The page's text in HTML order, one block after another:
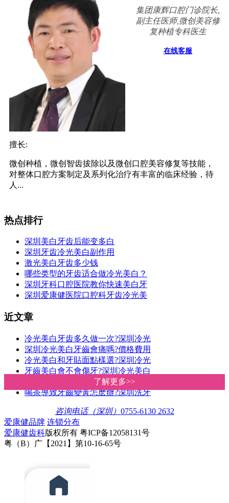
了解更多>>
了解更多>>
集团康辉口腔门诊院长,
副主任医师,微创美容修
复种植专科医生
在线客服
擅长:
微创种植，微创智齿拔除以及微创口腔美容修复等技能，
对整体口腔方案制定及系列化治疗有丰富的临床经验，待
人...
热点排行
深圳美白牙齿后能变多白
深圳牙齿冷光美白副作用
激光美白牙齿多少钱
哪些类型的牙齿适合做冷光美白？
深圳牙科口腔医院教你快速美白牙
深圳爱康健医院口腔科牙齿冷光美
近文章
冷光美白牙齿多久做一次?深圳冷光
深圳冷光美白牙齒會痛嗎?價格費用
冷光美白和牙貼面點樣選?深圳冷光
牙齒美白會不會傷牙?深圳冷光美白
你的牙齒適合做冷光美白嗎?深圳愛
喝茶導致牙齒變黃怎麽辦?深圳洗牙
咨询电话（深圳） 0755-6130 2632
爱康健品牌 连锁分布
爱康健齿科版权所有 粤ICP备12058131号
粤（B）广【2021】第10-16-65号